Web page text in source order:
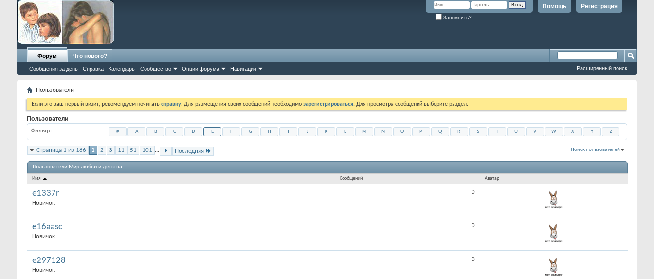
Регистрация
Помощь
Запомнить?
Форум
Сообщения за день Справка Календарь Сообщество Опции форума Навигация
Что нового?
Расширенный поиск
Пользователи
Если это ваш первый визит, рекомендуем почитать справку. Для размещения своих сообщений необходимо зарегистрироваться. Для просмотра сообщений выберите раздел.
Пользователи
Фильтр # A B C D E F G H J K L M N O P Q R S T U V W X Y Z
Страница 1 из 186 1 2 3 11 51 101 ... Последняя Поиск пользователей
Пользователи Мир любви и детства
Имя Сообщений Аватар
e1337r
Новичок
0
e16aasc
Новичок
0
e297128
Новичок
0